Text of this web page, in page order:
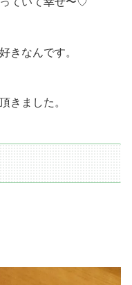
きなんです。
きました。